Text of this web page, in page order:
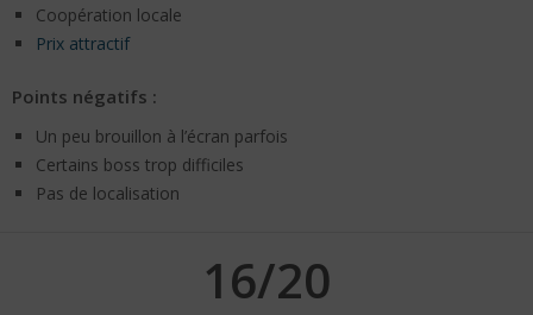
Coopération locale
Prix attractif
Points négatifs :
Un peu brouillon à l’écran parfois
Certains boss trop difficiles
Pas de localisation
16/20